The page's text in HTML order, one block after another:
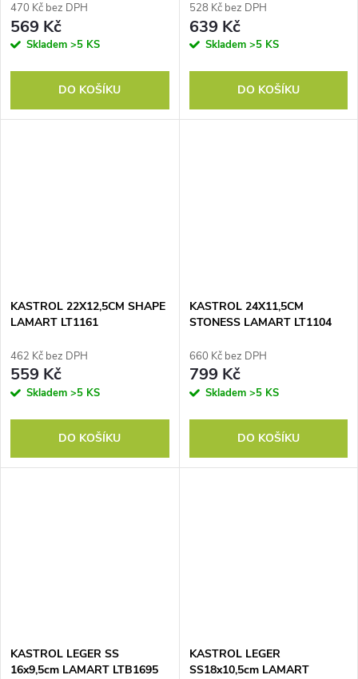
470 Kč bez DPH
569 Kč
Skladem >5 KS
DO KOŠÍKU
528 Kč bez DPH
639 Kč
Skladem >5 KS
DO KOŠÍKU
KASTROL 22X12,5CM SHAPE
LAMART LT1161
462 Kč bez DPH
559 Kč
Skladem >5 KS
DO KOŠÍKU
KASTROL 24X11,5CM
STONESS LAMART LT1104
660 Kč bez DPH
799 Kč
Skladem >5 KS
DO KOŠÍKU
KASTROL LEGER SS
16x9,5cm LAMART LTB1695
KASTROL LEGER
SS18x10,5cm LAMART